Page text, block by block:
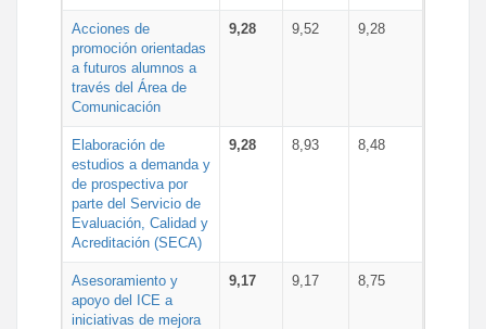
Acciones de
promoción orientadas
a futuros alumnos a
través del Área de
Comunicación
9,28 9,52 9,28
Elaboración de
estudios a demanda y
de prospectiva por
parte del Servicio de
Evaluación, Calidad y
Acreditación (SECA)
9,28 8,93 8,48
Asesoramiento y
apoyo del ICE a
iniciativas de mejora
9,17 9,17 8,75